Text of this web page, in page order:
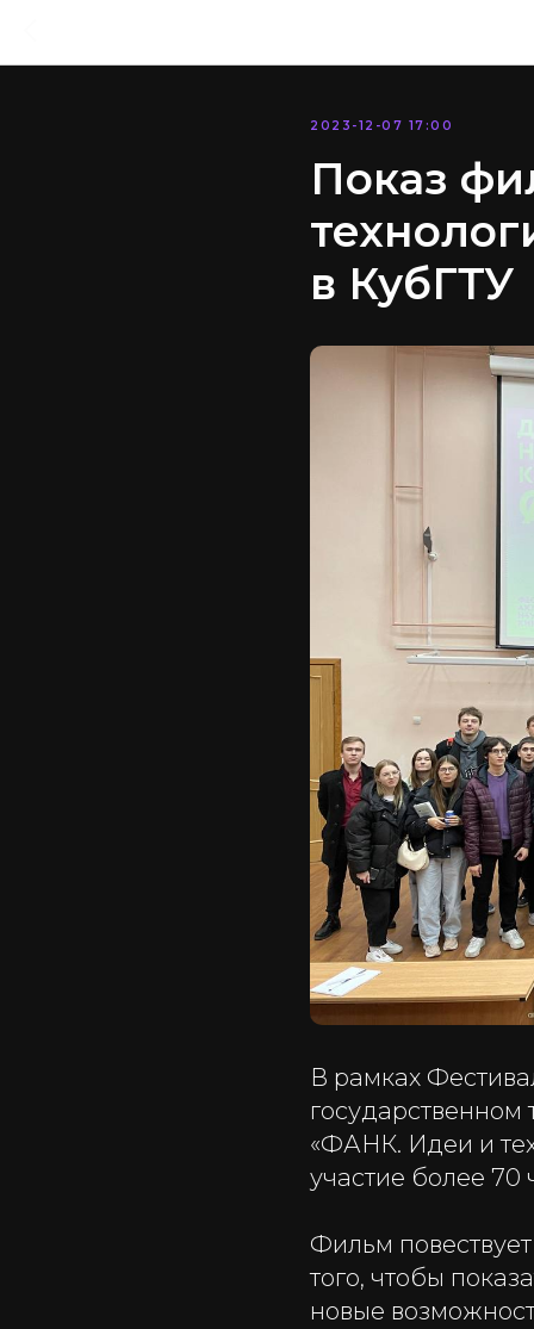
2023-12-07 17:00
Показ
в КубГТУ
В рамках
«ФАНК. Идеи и
участие более 70
Фильм
того, чтобы
новые